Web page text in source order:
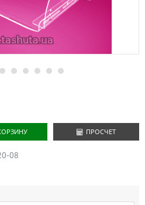
2 3 4 5 6 7
ПРОСЧЕТ
08